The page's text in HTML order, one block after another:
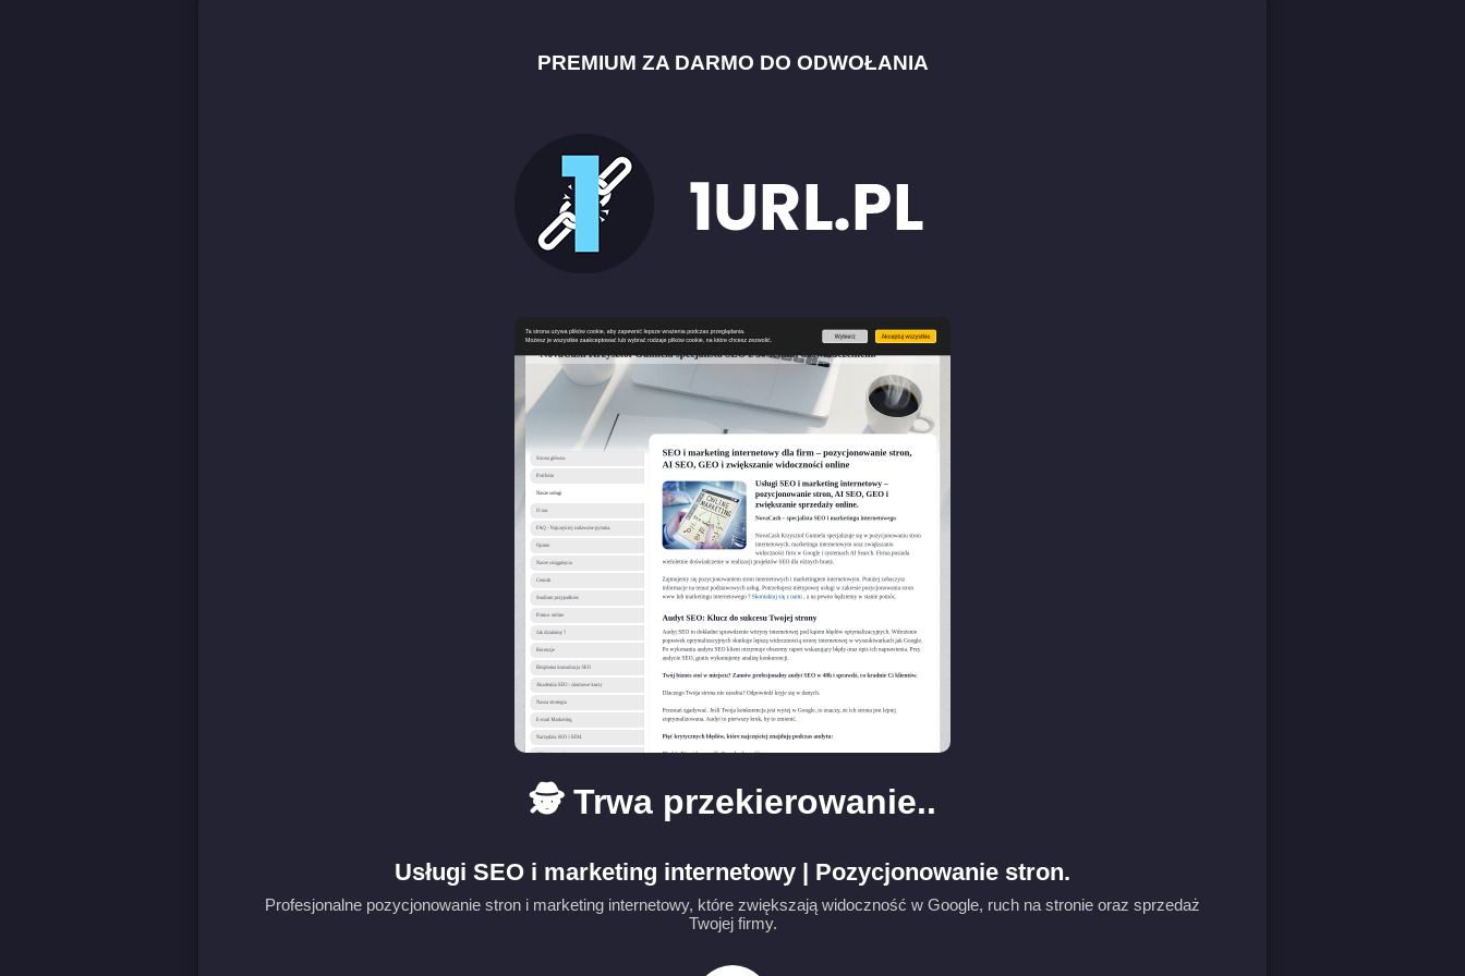
PREMIUM ZA DARMO DO ODWOŁANIA
🕵️ Trwa przekierowanie..
Usługi SEO i marketing internetowy | Pozycjonowanie stron.
Profesjonalne pozycjonowanie stron i marketing internetowy, które zwiększają widoczność w Google, ruch na stronie oraz sprzedaż
Twojej firmy.